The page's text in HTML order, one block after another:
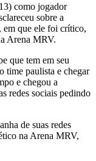
como jogador
sobre a
em que ele foi crítico,
Arena MRV.
que tem em seu
time paulista e chegar
e chegou a
redes sociais pedindo
de suas redes
na Arena MRV,